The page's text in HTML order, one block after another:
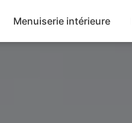
Menuiserie intérieure